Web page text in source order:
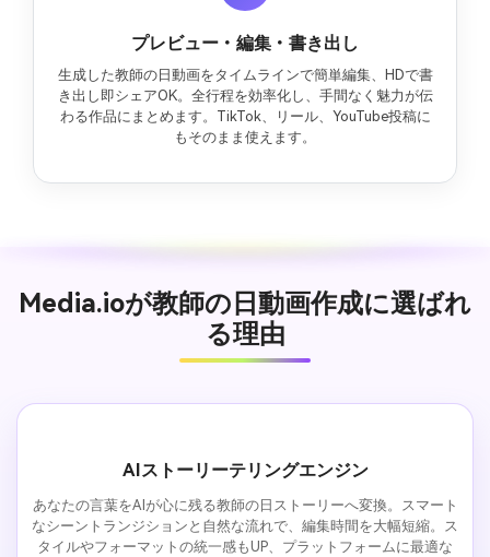
プレビュー・編集・書き出し
生成した教師の日動画をタイムラインで簡単編集、HDで書
き出し即シェアOK。全行程を効率化し、手間なく魅力が伝
わる作品にまとめます。TikTok、リール、YouTube投稿に
もそのまま使えます。
Media.ioが教師の日動画作成に選ばれ
る理由
AIストーリーテリングエンジン
あなたの言葉をAIが心に残る教師の日ストーリーへ変換。スマート
なシーントランジションと自然な流れで、編集時間を大幅短縮。ス
タイルやフォーマットの統一感もUP、プラットフォームに最適な